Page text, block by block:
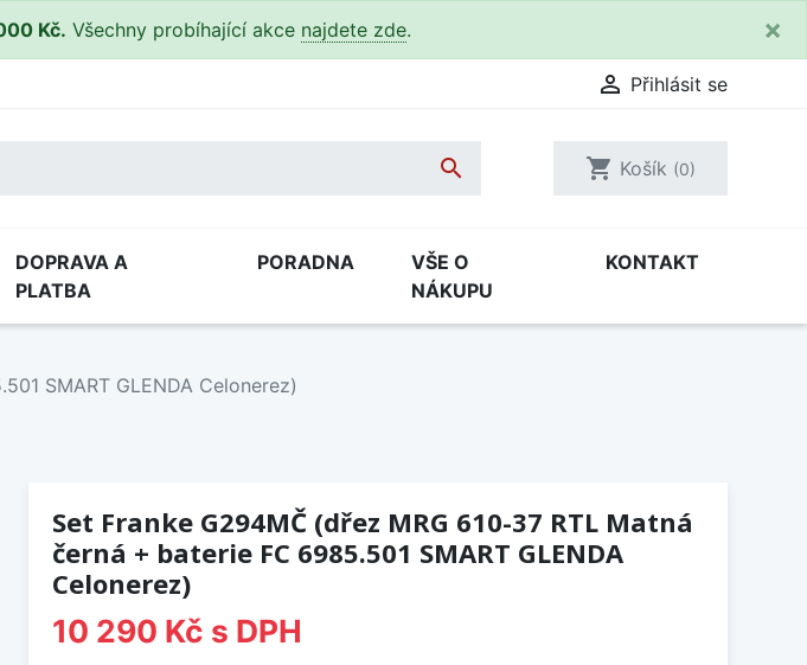
Kč. Všechny probíhající akce najdete zde. ×
 Přihlásit se
 shopping_cart Košík (0)
DOPRAVA A
PLATBA
PORADNA
VŠE O
NÁKUPU
KONTAKT
SMART GLENDA Celonerez)
Set Franke G294MČ (dřez MRG 610-37 RTL Matná
černá + baterie FC 6985.501 SMART GLENDA
Celonerez)
10 290 Kč s DPH